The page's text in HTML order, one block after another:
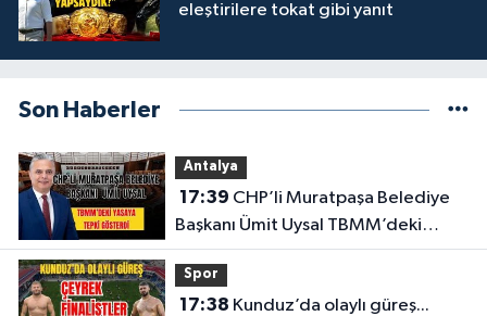
eleştirilere tokat gibi yanıt
Son Haberler
Antalya
17:39
Başkanı Ümit Uysal TBMM’deki
yasaya tepki gösterdi
Spor
17:38